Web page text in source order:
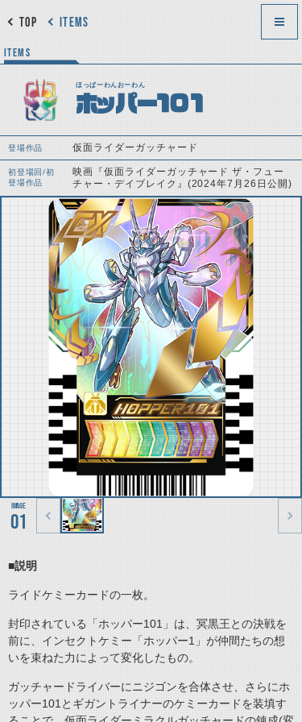
ITEMS
TOP
ITEMS
ほっぱーわんおーわん
ホッパー101
登場作品 仮面ライダーガッチャード
初登場回/初
登場作品
映画『仮面ライダーガッチャード ザ・フュー
チャー・デイブレイク』(2024年7月26日公開)
01
■説明
ライドケミーカードの一枚。
封印されている「ホッパー101」は、冥黒王との決戦を
前に、インセクトケミー「ホッパー1」が仲間たちの想
いを束ねた力によって変化したもの。
ガッチャードライバーにニジゴンを合体させ、さらにホ
ッパー101とギガントライナーのケミーカードを装填す